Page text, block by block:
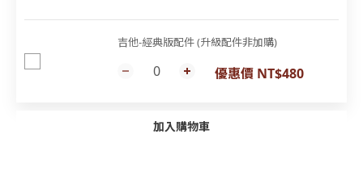
吉他-經典版配件 (升級配件非加購)
優惠價 NT$480
加入購物車